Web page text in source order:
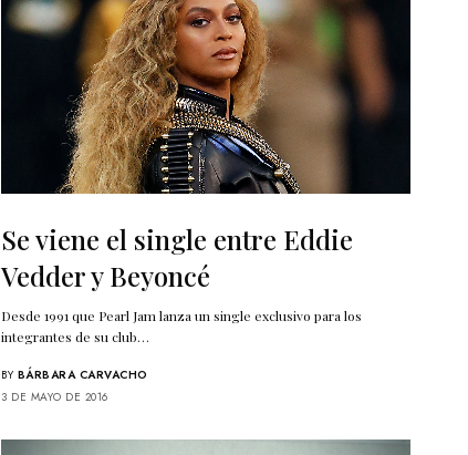
Se viene el single entre Eddie
Vedder y Beyoncé
Desde 1991 que Pearl Jam lanza un single exclusivo para los
integrantes de su club…
BY BÁRBARA CARVACHO
3 DE MAYO DE 2016